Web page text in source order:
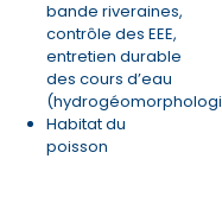
bande riveraines,
contrôle des EEE,
entretien durable
des cours d’eau
Habitat du
poisson